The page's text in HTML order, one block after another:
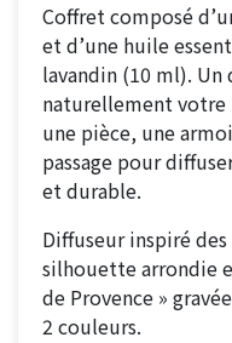
Coffret composé
et d’une huile
lavandin (10 ml).
naturellement votre
une pièce, une
passage pour
et durable.
Diffuseur inspiré
silhouette arrondie
de Provence »
2 couleurs.